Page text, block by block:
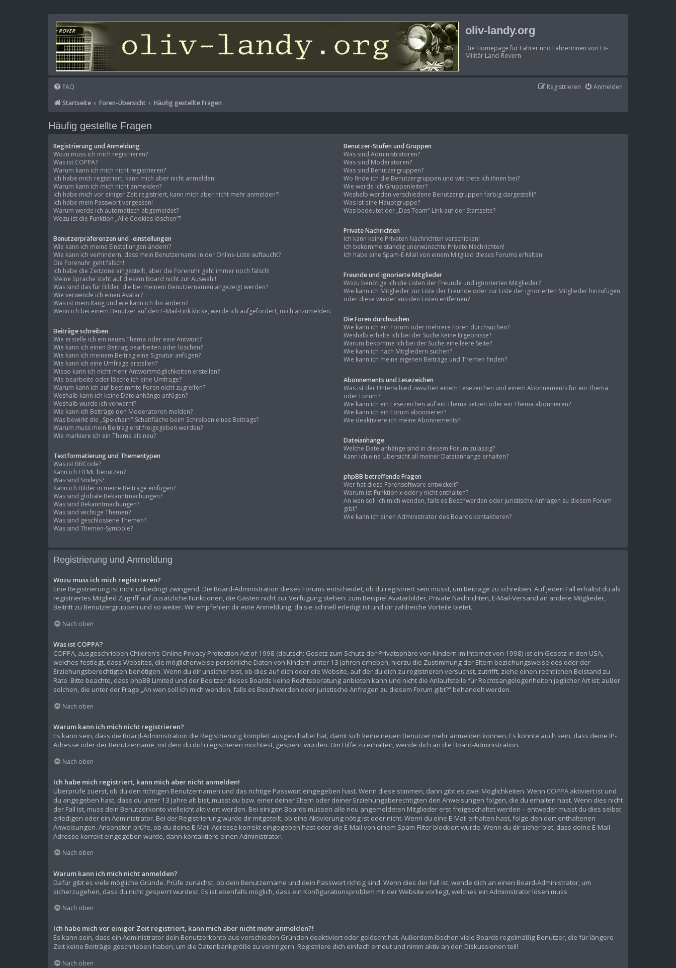
oliv-landy.org
Die Homepage für Fahrer und Fahrerinnen von Ex-
Militär Land-Rovern
FAQ Anmelden
Registrieren
Startseite
Foren-Übersicht Häufig gestellte Fragen
Häufig gestellte Fragen
Registrierung und Anmeldung
Wozu muss ich mich registrieren?
Was ist COPPA?
Warum kann ich mich nicht registrieren?
Ich habe mich registriert, kann mich aber nicht anmelden!
Warum kann ich mich nicht anmelden?
Ich habe mich vor einiger Zeit registriert, kann mich aber nicht mehr anmelden?!
Ich habe mein Passwort vergessen!
Warum werde ich automatisch abgemeldet?
Wozu ist die Funktion „Alle Cookies löschen“?
Benutzerpräferenzen und -einstellungen
Wie kann ich meine Einstellungen ändern?
Wie kann ich verhindern, dass mein Benutzername in der Online-Liste auftaucht?
Die Forenuhr geht falsch!
Ich habe die Zeitzone eingestellt, aber die Forenuhr geht immer noch falsch!
Meine Sprache steht auf diesem Board nicht zur Auswahl!
Was sind das für Bilder, die bei meinem Benutzernamen angezeigt werden?
Wie verwende ich einen Avatar?
Was ist mein Rang und wie kann ich ihn ändern?
Wenn ich bei einem Benutzer auf den E-Mail-Link klicke, werde ich aufgefordert, mich anzumelden.
Beiträge schreiben
Wie erstelle ich ein neues Thema oder eine Antwort?
Wie kann ich einen Beitrag bearbeiten oder löschen?
Wie kann ich meinem Beitrag eine Signatur anfügen?
Wie kann ich eine Umfrage erstellen?
Wieso kann ich nicht mehr Antwortmöglichkeiten erstellen?
Wie bearbeite oder lösche ich eine Umfrage?
Warum kann ich auf bestimmte Foren nicht zugreifen?
Weshalb kann ich keine Dateianhänge anfügen?
Weshalb wurde ich verwarnt?
Wie kann ich Beiträge den Moderatoren melden?
Was bewirkt die „Speichern“-Schaltfläche beim Schreiben eines Beitrags?
Warum muss mein Beitrag erst freigegeben werden?
Wie markiere ich ein Thema als neu?
Textformatierung und Thementypen
Was ist BBCode?
Kann ich HTML benutzen?
Was sind Smileys?
Kann ich Bilder in meine Beiträge einfügen?
Was sind globale Bekanntmachungen?
Was sind Bekanntmachungen?
Was sind wichtige Themen?
Was sind geschlossene Themen?
Was sind Themen-Symbole?
Benutzer-Stufen und Gruppen
Was sind Administratoren?
Was sind Moderatoren?
Was sind Benutzergruppen?
Wo finde ich die Benutzergruppen und wie trete ich ihnen bei?
Wie werde ich Gruppenleiter?
Weshalb werden verschiedene Benutzergruppen farbig dargestellt?
Was ist eine Hauptgruppe?
Was bedeutet der „Das Team“-Link auf der Startseite?
Private Nachrichten
Ich kann keine Privaten Nachrichten verschicken!
Ich bekomme ständig unerwünschte Private Nachrichten!
Ich habe eine Spam-E-Mail von einem Mitglied dieses Forums erhalten!
Freunde und ignorierte Mitglieder
Wozu benötige ich die Listen der Freunde und ignorierten Mitglieder?
Wie kann ich Mitglieder zur Liste der Freunde oder zur Liste der ignorierten Mitglieder hinzufügen
oder diese wieder aus den Listen entfernen?
Die Foren durchsuchen
Wie kann ich ein Forum oder mehrere Foren durchsuchen?
Weshalb erhalte ich bei der Suche keine Ergebnisse?
Warum bekomme ich bei der Suche eine leere Seite?
Wie kann ich nach Mitgliedern suchen?
Wie kann ich meine eigenen Beiträge und Themen finden?
Abonnements und Lesezeichen
Was ist der Unterschied zwischen einem Lesezeichen und einem Abonnements für ein Thema
oder Forum?
Wie kann ich ein Lesezeichen auf ein Thema setzen oder ein Thema abonnieren?
Wie kann ich ein Forum abonnieren?
Wie deaktiviere ich meine Abonnements?
Dateianhänge
Welche Dateianhänge sind in diesem Forum zulässig?
Kann ich eine Übersicht all meiner Dateianhänge erhalten?
phpBB betreffende Fragen
Wer hat diese Forensoftware entwickelt?
Warum ist Funktion x oder y nicht enthalten?
An wen soll ich mich wenden, falls es Beschwerden oder juristische Anfragen zu diesem Forum
gibt?
Wie kann ich einen Administrator des Boards kontaktieren?
Registrierung und Anmeldung
Wozu muss ich mich registrieren?
Eine Registrierung ist nicht unbedingt zwingend. Die Board-Administration dieses Forums entscheidet, ob du registriert sein musst, um Beiträge zu schreiben. Auf jeden Fall erhältst du als
registriertes Mitglied Zugriff auf zusätzliche Funktionen, die Gästen nicht zur Verfügung stehen: zum Beispiel Avatarbilder, Private Nachrichten, E-Mail-Versand an andere Mitglieder,
Beitritt zu Benutzergruppen und so weiter. Wir empfehlen dir eine Anmeldung, da sie schnell erledigt ist und dir zahlreiche Vorteile bietet.
Nach oben
Was ist COPPA?
COPPA, ausgeschrieben Children’s Online Privacy Protection Act of 1998 (deutsch: Gesetz zum Schutz der Privatsphäre von Kindern im Internet von 1998) ist ein Gesetz in den USA,
welches festlegt, dass Websites, die möglicherweise persönliche Daten von Kindern unter 13 Jahren erheben, hierzu die Zustimmung der Eltern beziehungsweise des oder der
Erziehungsberechtigten benötigen. Wenn du dir unsicher bist, ob dies auf dich oder die Website, auf der du dich zu registrieren versuchst, zutrifft, ziehe einen rechtlichen Beistand zu
Rate. Bitte beachte, dass phpBB Limited und der Besitzer dieses Boards keine Rechtsberatung anbieten kann und nicht die Anlaufstelle für Rechtsangelegenheiten jeglicher Art ist; außer
solchen, die unter der Frage „An wen soll ich mich wenden, falls es Beschwerden oder juristische Anfragen zu diesem Forum gibt?“ behandelt werden.
Nach oben
Warum kann ich mich nicht registrieren?
Es kann sein, dass die Board-Administration die Registrierung komplett ausgeschaltet hat, damit sich keine neuen Benutzer mehr anmelden können. Es könnte auch sein, dass deine IP-
Adresse oder der Benutzername, mit dem du dich registrieren möchtest, gesperrt wurden. Um Hilfe zu erhalten, wende dich an die Board-Administration.
Nach oben
Ich habe mich registriert, kann mich aber nicht anmelden!
Überprüfe zuerst, ob du den richtigen Benutzernamen und das richtige Passwort eingegeben hast. Wenn diese stimmen, dann gibt es zwei Möglichkeiten. Wenn COPPA aktiviert ist und
du angegeben hast, dass du unter 13 Jahre alt bist, musst du bzw. einer deiner Eltern oder deiner Erziehungsberechtigten den Anweisungen folgen, die du erhalten hast. Wenn dies nicht
der Fall ist, muss dein Benutzerkonto vielleicht aktiviert werden. Bei einigen Boards müssen alle neu angemeldeten Mitglieder erst freigeschaltet werden – entweder musst du dies selbst
erledigen oder ein Administrator. Bei der Registrierung wurde dir mitgeteilt, ob eine Aktivierung nötig ist oder nicht. Wenn du eine E-Mail erhalten hast, folge den dort enthaltenen
Anweisungen. Ansonsten prüfe, ob du deine E-Mail-Adresse korrekt eingegeben hast oder die E-Mail von einem Spam-Filter blockiert wurde. Wenn du dir sicher bist, dass deine E-Mail-
Adresse korrekt eingegeben wurde, dann kontaktiere einen Administrator.
Nach oben
Warum kann ich mich nicht anmelden?
Dafür gibt es viele mögliche Gründe. Prüfe zunächst, ob dein Benutzername und dein Passwort richtig sind. Wenn dies der Fall ist, wende dich an einen Board-Administrator, um
sicherzugehen, dass du nicht gesperrt wurdest. Es ist ebenfalls möglich, dass ein Konfigurationsproblem mit der Website vorliegt, welches ein Administrator lösen muss.
Nach oben
Ich habe mich vor einiger Zeit registriert, kann mich aber nicht mehr anmelden?!
Es kann sein, dass ein Administrator dein Benutzerkonto aus verschieden Gründen deaktiviert oder gelöscht hat. Außerdem löschen viele Boards regelmäßig Benutzer, die für längere
Zeit keine Beiträge geschrieben haben, um die Datenbankgröße zu verringern. Registriere dich einfach erneut und nimm aktiv an den Diskussionen teil!
Nach oben